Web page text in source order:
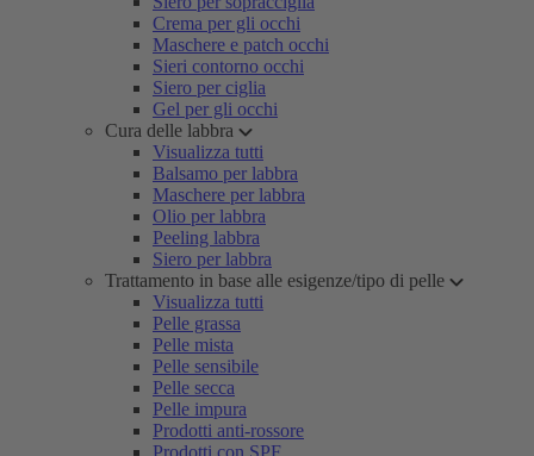
Crema per gli occhi
Maschere e patch occhi
Sieri contorno occhi
Siero per ciglia
Gel per gli occhi
Cura delle labbra
Visualizza tutti
Balsamo per labbra
Maschere per labbra
Olio per labbra
Peeling labbra
Siero per labbra
Trattamento in base alle esigenze/tipo di pelle
Visualizza tutti
Pelle grassa
Pelle mista
Pelle sensibile
Pelle secca
Pelle impura
Prodotti anti-rossore
Prodotti con SPF